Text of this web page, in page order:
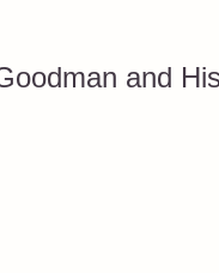
and